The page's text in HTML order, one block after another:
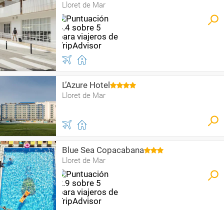
Lloret de Mar
L’Azure Hotel
Lloret de Mar
Blue Sea Copacabana
Lloret de Mar